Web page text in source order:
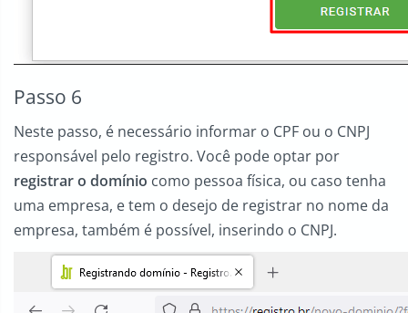
Passo 6
Neste passo, é necessário informar o CPF ou o CNPJ
responsável pelo registro. Você pode optar por
registrar o domínio como pessoa física, ou caso tenha
uma empresa, e tem o desejo de registrar no nome da
empresa, também é possível, inserindo o CNPJ.